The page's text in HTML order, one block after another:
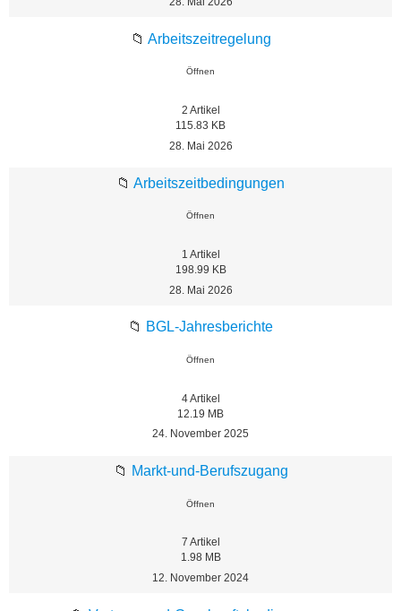
📁 Arbeitszeitregelung
Öffnen
2 Artikel
115.83 KB
28. Mai 2026
📁 Arbeitszeitbedingungen
Öffnen
1 Artikel
198.99 KB
28. Mai 2026
📁 BGL-Jahresberichte
Öffnen
4Artikel
12.19 MB
24. November 2025
📁 Markt-und-Berufszugang
Öffnen
7 Artikel
1.98 MB
12. November 2024